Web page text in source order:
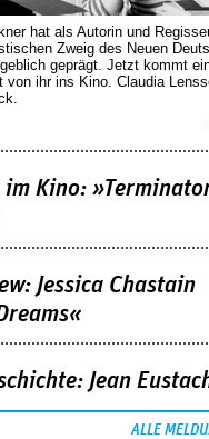
hat als Autorin und
Zweig des Neuen
geprägt. Jetzt kommt
von ihr ins Kino. Claudia
im Kino:
Jessica Chastain
Jean
ALLE